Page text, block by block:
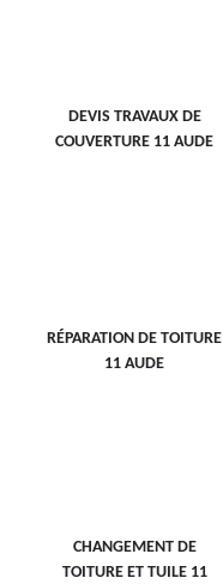
DEVIS TRAVAUX DE
COUVERTURE 11 AUDE
RÉPARATION DE TOITURE
11 AUDE
CHANGEMENT DE
TOITURE ET TUILE 11